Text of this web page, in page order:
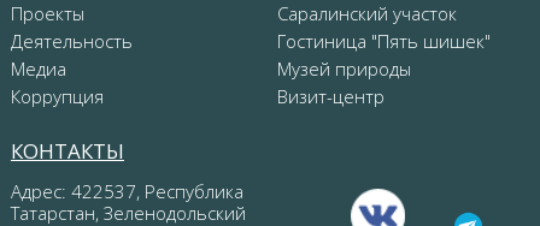
Проекты
Деятельность
Медиа
Коррупция
Саралинский участок
Гостиница "Пять шишек"
Музей природы
Визит-центр
КОНТАКТЫ
Адрес: 422537, Республика
Татарстан, Зеленодольский